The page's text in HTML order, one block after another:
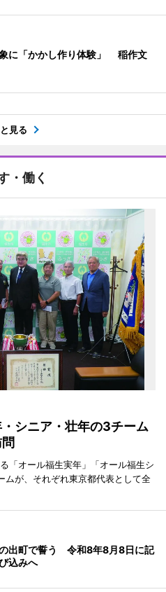
に「かかし作り体験」 稲作文
見る
・働く
シニア・壮年の3チーム
「オール福生実年」「オール福生シ
ムが、それぞれ東京都代表として全
出町で誓う 令和8年8月8日に記
込みへ